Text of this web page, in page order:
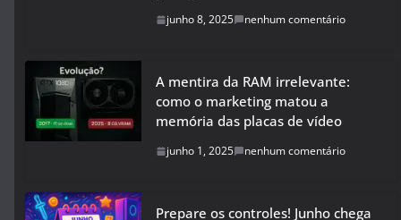
junho 8, 2025 nenhum comentário
A mentira da RAM irrelevante:
como o marketing matou a
memória das placas de vídeo
junho 1, 2025 nenhum comentário
Prepare os controles! Junho chega